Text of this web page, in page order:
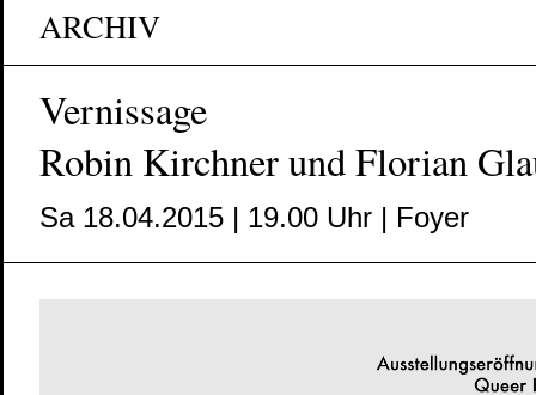
ARCHIV
Vernissage
Robin Kirchner und Florian
Sa 18.04.2015 | 19.00 Uhr | Foyer